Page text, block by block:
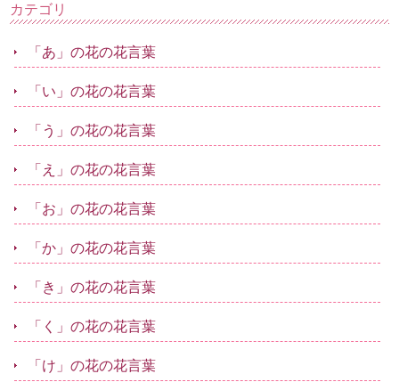
カテゴリ
「あ」の花の花言葉
「い」の花の花言葉
「う」の花の花言葉
「え」の花の花言葉
「お」の花の花言葉
「か」の花の花言葉
「き」の花の花言葉
「く」の花の花言葉
「け」の花の花言葉